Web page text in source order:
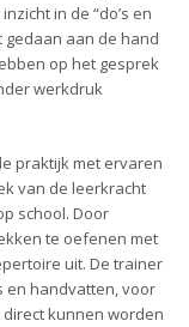
in de “do’s en
gedaan aan de hand
op het gesprek
werkdruk
praktijk met ervaren
van de leerkracht
school. Door
te oefenen met
uit. De trainer
en handvatten, voor
kunnen worden